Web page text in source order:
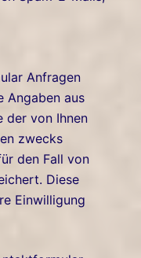
Anfragen
Angaben aus
der von Ihnen
zwecks
den Fall von
Diese
Einwilligung